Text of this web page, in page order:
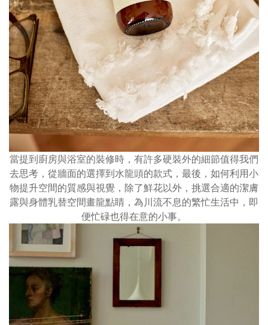
當提到廚房與浴室的裝修時，有許多硬裝外的細節值得我們
去思考，從牆面的選擇到水龍頭的款式，最後，如何利用小
物提升空間的質感與視覺，除了鮮花以外，挑選合適的潔膚
露與身體乳替空間畫龍點睛，為川流不息的繁忙生活中，即
便忙碌也得在意的小事。